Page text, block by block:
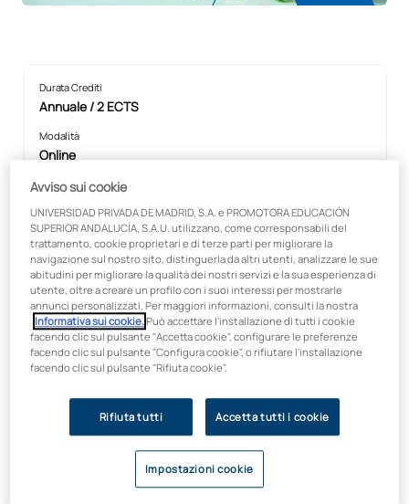
Durata Crediti
Annuale / 2 ECTS
Modalità
Online
Faculty
Prezzo:
300 €
In collaborazione con:
Avviso sui cookie
UNIVERSIDAD PRIVADA DE MADRID, S.A. e PROMOTORA EDUCACIÓN
SUPERIOR ANDALUCÍA, S.A.U. utilizzano, come corresponsabili del
trattamento, cookie proprietari e di terze parti per migliorare la
navigazione sul nostro sito, distinguerla da altri utenti, analizzare le sue
abitudini per migliorare la qualità dei nostri servizi e la sua esperienza di
utente, oltre a creare un profilo con i suoi interessi per mostrarle
annunci personalizzati. Per maggiori informazioni, consulti la nostra
Informativa sui cookie.Può accettare l'installazione di tutti i cookie
facendo clic sul pulsante "Accetta cookie", configurare le preferenze
facendo clic sul pulsante "Configura cookie", o rifiutare l'installazione
facendo clic sul pulsante "Rifiuta cookie".
Rifiuta tutti Accetta tutti i cookie
Impostazioni cookie